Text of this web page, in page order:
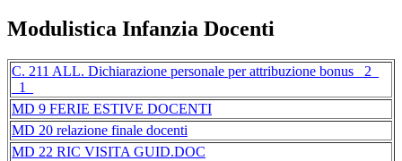
Modulistica Infanzia Docenti
C. 211 ALL. Dichiarazione personale per attribuzione bonus _2_
_1_
MD 9 FERIE ESTIVE DOCENTI
MD 20 relazione finale docenti
MD 22 RIC VISITA GUID.DOC